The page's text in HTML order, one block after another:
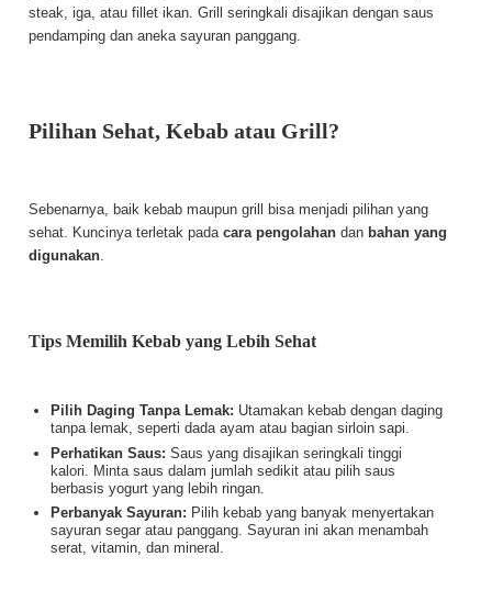
steak, iga, atau fillet ikan. Grill seringkali disajikan dengan saus
pendamping dan aneka sayuran panggang.
Pilihan Sehat, Kebab atau Grill?
Sebenarnya, baik kebab maupun grill bisa menjadi pilihan yang
sehat. Kuncinya terletak pada cara pengolahan dan bahan yang
digunakan.
Tips Memilih Kebab yang Lebih Sehat
Pilih Daging Tanpa Lemak: Utamakan kebab dengan daging
tanpa lemak, seperti dada ayam atau bagian sirloin sapi.
Perhatikan Saus: Saus yang disajikan seringkali tinggi
kalori. Minta saus dalam jumlah sedikit atau pilih saus
berbasis yogurt yang lebih ringan.
Perbanyak Sayuran: Pilih kebab yang banyak menyertakan
sayuran segar atau panggang. Sayuran ini akan menambah
serat, vitamin, dan mineral.